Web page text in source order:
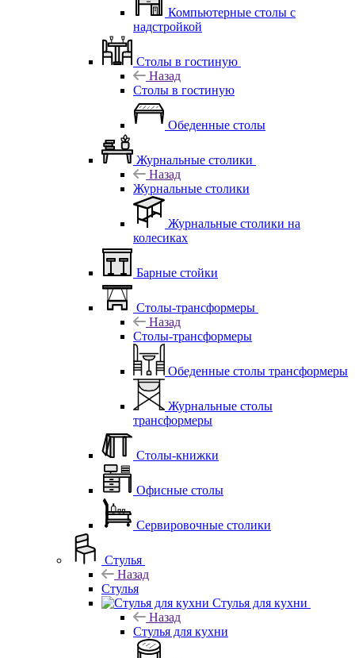
Компьютерные столы с
надстройкой
Столы в гостиную
Назад
Столы в гостиную
Обеденные столы
Журнальные столики
Назад
Журнальные столики
Журнальные столики на
колесиках
Барные стойки
Столы-трансформеры
Назад
Столы-трансформеры
Обеденные столы трансформеры
Журнальные столы
трансформеры
Столы-книжки
Офисные столы
Сервировочные столики
Стулья
Назад
Стулья
Стулья для кухни
Назад
Стулья для кухни